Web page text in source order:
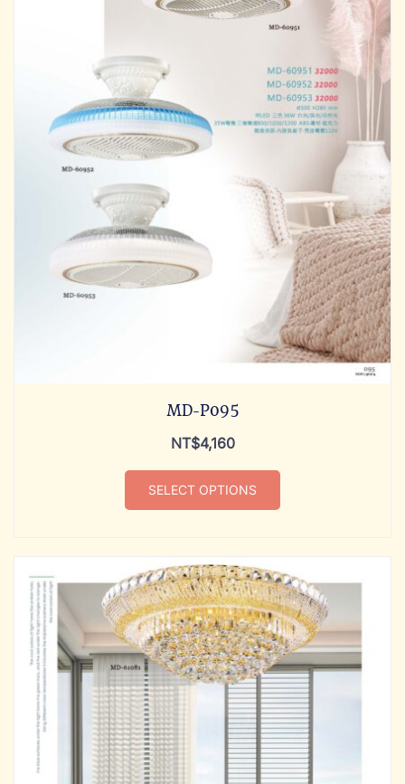
MD-P095
NT$4,160
SELECT OPTIONS